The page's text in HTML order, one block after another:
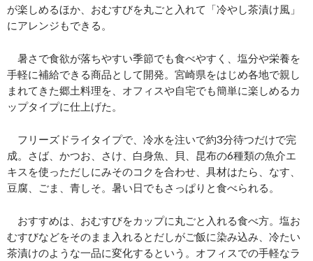
が楽しめるほか、おむすびを丸ごと入れて「冷やし茶漬け風」
にアレンジもできる。
暑さで食欲が落ちやすい季節でも食べやすく、塩分や栄養を
手軽に補給できる商品として開発。宮崎県をはじめ各地で親し
まれてきた郷土料理を、オフィスや自宅でも簡単に楽しめるカ
ップタイプに仕上げた。
フリーズドライタイプで、冷水を注いで約3分待つだけで完
成。さば、かつお、さけ、白身魚、貝、昆布の6種類の魚介エ
キスを使っただしにみそのコクを合わせ、具材はたら、なす、
豆腐、ごま、青しそ。暑い日でもさっぱりと食べられる。
おすすめは、おむすびをカップに丸ごと入れる食べ方。塩お
むすびなどをそのまま入れるとだしがご飯に染み込み、冷たい
茶漬けのような一品に変化するという。オフィスでの手軽なラ